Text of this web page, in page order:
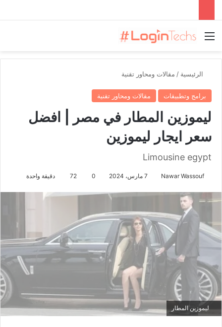
القائمة
الرئيسية / مقالات ومحاور تقنية
برامج وتطبيقات مقالات ومحاور تقنية
ليموزين المطار في مصر | افضل
سعر ايجار ليموزين
Limousine egypt
Nawar Wassouf 7 مارس، 2024 0
72 دقيقة واحدة
ليموزين المطار